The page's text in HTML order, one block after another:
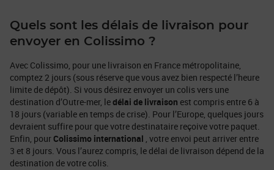
Quels sont les délais de livraison pour
envoyer en Colissimo ?
Avec Colissimo, pour une livraison en France métropolitaine,
comptez 2 jours (sous réserve que vous avez bien respecté l’heure
limite de dépôt). Si vous désirez envoyer un colis vers une
destination d’Outre-mer, ledélai de livraison est compris entre 6 à
18 jours (variable en temps de crise). Pour l’Europe, quelques jours
devraient suffire pour que votre destinataire reçoive votre paquet.
Enfin, pour Colissimo international , votre envoi peut arriver entre
3 et 8 jours. Vous l’aurez compris, le délai de livraison dépend de la
destination de votre colis.